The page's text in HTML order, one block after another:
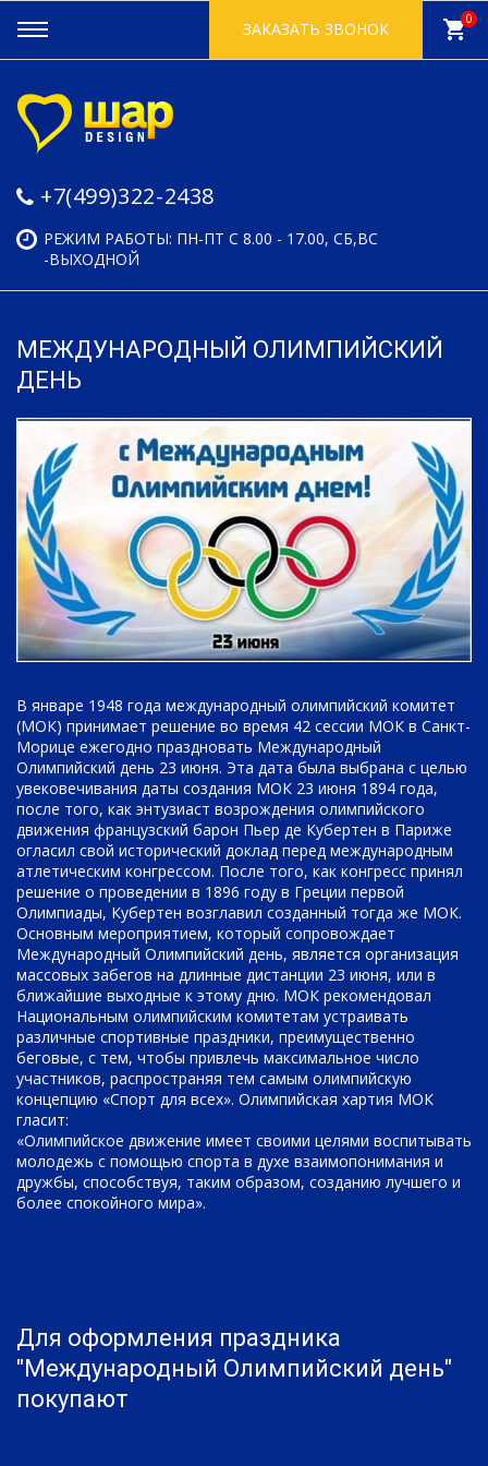
+7(499)322-2438
РЕЖИМ РАБОТЫ: ПН-ПТ С 8.00 - 17.00, СБ,ВС
-ВЫХОДНОЙ
ЗАКАЗАТЬ ЗВОНОК shopping_cart0
МЕЖДУНАРОДНЫЙ ОЛИМПИЙСКИЙ
ДЕНЬ
В январе 1948 года международный олимпийский комитет
(МОК) принимает решение во время 42 сессии МОК в Санкт-
Морице ежегодно праздновать Международный
Олимпийский день 23 июня. Эта дата была выбрана с целью
увековечивания даты создания МОК 23 июня 1894 года,
после того, как энтузиаст возрождения олимпийского
движения французский барон Пьер де Кубертен в Париже
огласил свой исторический доклад перед международным
атлетическим конгрессом. После того, как конгресс принял
решение о проведении в 1896 году в Греции первой
Олимпиады, Кубертен возглавил созданный тогда же МОК.
Основным мероприятием, который сопровождает
Международный Олимпийский день, является организация
массовых забегов на длинные дистанции 23 июня, или в
ближайшие выходные к этому дню. МОК рекомендовал
Национальным олимпийским комитетам устраивать
различные спортивные праздники, преимущественно
беговые, с тем, чтобы привлечь максимальное число
участников, распространяя тем самым олимпийскую
концепцию «Спорт для всех». Олимпийская хартия МОК
гласит:
«Олимпийское движение имеет своими целями воспитывать
молодежь с помощью спорта в духе взаимопонимания и
дружбы, способствуя, таким образом, созданию лучшего и
более спокойного мира».
Для оформления праздника
"Международный Олимпийский день"
покупают